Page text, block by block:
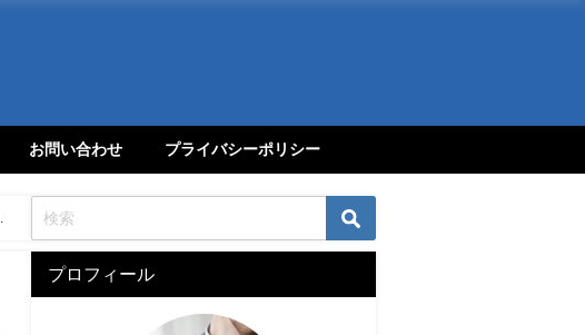
お問い合わせ プライバシーポリシー
プロフィール